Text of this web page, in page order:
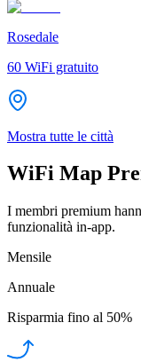
Rosedale
60 WiFi gratuito
Mostra tutte le città
WiFi Map
I membri premium
funzionalità in-app.
Mensile
Annuale
Risparmia fino al 50%